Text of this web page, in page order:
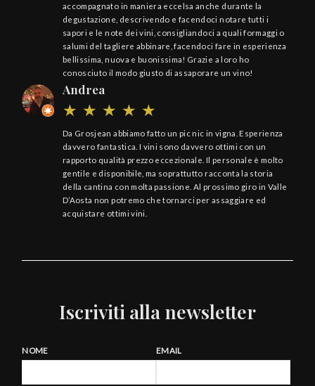
accompagnato in maniera eccelsa anche durante la
degustazione, descrivendo e facendoci notare tutti i
sapori e le note dei vini, consigliandoci a quali formaggi o
salumi del tagliere abbinare, facendoci fare in esperienza
bellissima, nuova e buonissima! Grazie a loro ho
conosciuto il modo giusto di assaporare un vino!
Andrea
Da Grosjean abbiamo fatto un pic nic in vigna. Esperienza
davvero fantastica. I vini sono davvero ottimi con un
rapporto qualità prezzo eccezionale. Il personale è molto
gentile e disponibile, ma soprattutto racconta la storia
della cantina con molta passione. Al prossimo giro in Valle
D’Aosta non potremo che tornarci per assaggiare ed
acquistare ottimi vini.
Iscriviti alla newsletter
NOME EMAIL